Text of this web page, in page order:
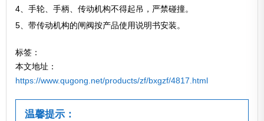
4、手轮、手柄、传动机构不得起吊，严禁碰撞。
5、带传动机构的闸阀按产品使用说明书安装。
标签：
本文地址：
https://www.qugong.net/products/zf/bxgzf/4817.html
温馨提示：